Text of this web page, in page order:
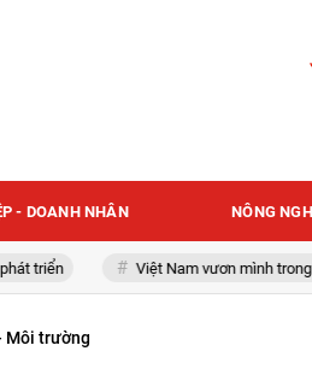
- DOANH NHÂN NÔNG
Việt Nam vươn mình trong kỷ
Môi trường